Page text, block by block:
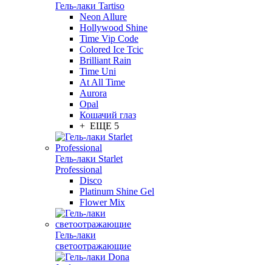
Гель-лаки Tartiso
Neon Allure
Hollywood Shine
Time Vip Code
Colored Ice Tcic
Brilliant Rain
Time Uni
At All Time
Aurora
Opal
Кошачий глаз
+ ЕЩЕ 5
Гель-лаки Starlet
Professional
Disco
Platinum Shine Gel
Flower Mix
Гель-лаки
светоотражающие